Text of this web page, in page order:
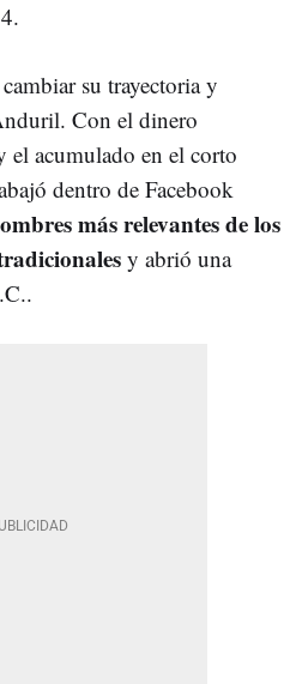
su trayectoria y
Con el dinero
el acumulado en el corto
dentro de Facebook
más relevantes de los
y abrió una